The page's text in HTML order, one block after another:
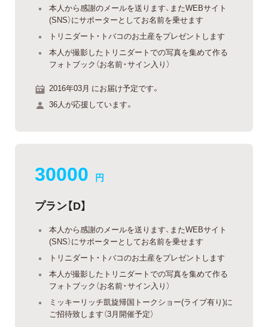
本人から感謝のメールを送ります、またWEBサイト
(SNS）にサポーターとしてお名前を乗せます
トリニダート・トバコのお土産をプレゼントします
本人が撮影したトリニダートでの写真を集めて作る
フォトブック（お名前・サイン入り）
2016年03月 にお届け予定です。
36人が応援しています。
30000 円
プラン【D】
本人から感謝のメールを送ります、またWEBサイト
(SNS）にサポーターとしてお名前を乗せます
トリニダート・トバコのお土産をプレゼントします
本人が撮影したトリニダートでの写真を集めて作る
フォトブック（お名前・サイン入り）
ミッキーリッチ凱旋帰国トークショー(ライブ有り)に
ご招待致します（3月開催予定）